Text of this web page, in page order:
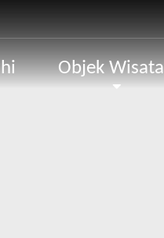
Objek Wisata